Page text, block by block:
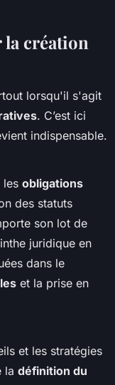
création
lorsqu'il s'agit
. C’est ici
indispensable.
les obligations
des statuts
son lot de
juridique en
dans le
et la prise en
et les stratégies
la définition du